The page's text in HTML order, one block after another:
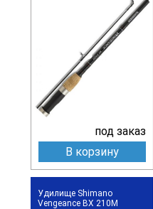
под заказ
В корзину
Удилище Shimano
Vengeance BX 210M